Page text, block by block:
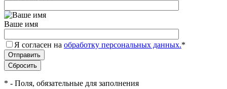
Ваше имя
Я согласен на обработку персональных данных.*
* - Поля, обязательные для заполнения